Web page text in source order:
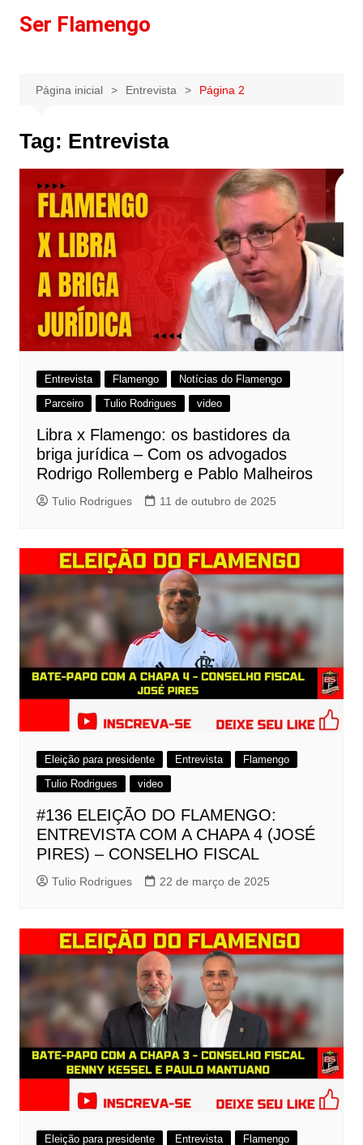
paraSer Flamengo
Página inicial Entrevista Página 2
Tag: Entrevista
Entrevista Flamengo
Notícias do Flamengo
Parceiro
Tulio Rodrigues video
Libra x Flamengo: os bastidores da
briga jurídica – Com os advogados
Rodrigo Rollemberg e Pablo Malheiros
Tulio Rodrigues 11 de outubro de 2025
Eleição para presidente Entrevista
Flamengo
Tulio Rodrigues
video
#136 ELEIÇÃO DO FLAMENGO:
ENTREVISTA COM A CHAPA 4 (JOSÉ
PIRES) – CONSELHO FISCAL
Tulio Rodrigues 22 de março de 2025
Eleição para presidente Entrevista
Flamengo